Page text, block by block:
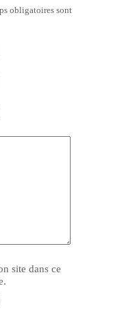
obligatoires sont
site dans ce